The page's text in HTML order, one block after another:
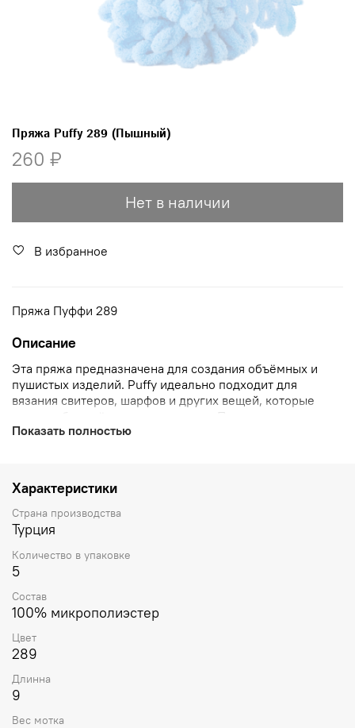
Пряжа Puffy 289 (Пышный)
260 ₽
Нет в наличии
В избранное
Пряжа Пуффи 289
Описание
Эта пряжа предназначена для создания объёмных и
пушистых изделий. Puffy идеально подходит для
вязания свитеров, шарфов и других вещей, которые
должны быть тёплыми и уютными. Пряжа доступна в
разнообразных цветах, что позволяет создавать
Показать полностью
Характеристики
Страна производства
Турция
Количество в упаковке
5
Состав
100% микрополиэстер
Цвет
289
Длинна
9
Вес мотка